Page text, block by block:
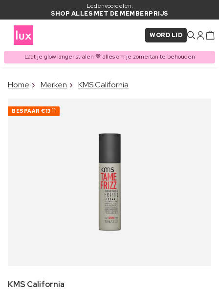
Ledenvoordelen:
SHOP ALLES MET DE MEMBERPRIJS
WORD LID
Laat je glow langer stralen 🤎 alles om je zomertan te behouden
ITEM TOEGEVOEGD AAN
Home Merken KMS California
BESPAAR €13 60
KMS California